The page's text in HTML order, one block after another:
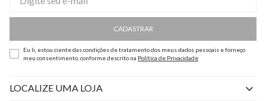
CADASTRAR
Eu li, estou ciente das condições de tratamento dos meus dados pessoais e forneço
meu consentimento, conforme descrito na Política de Privacidade
LOCALIZE UMA LOJA